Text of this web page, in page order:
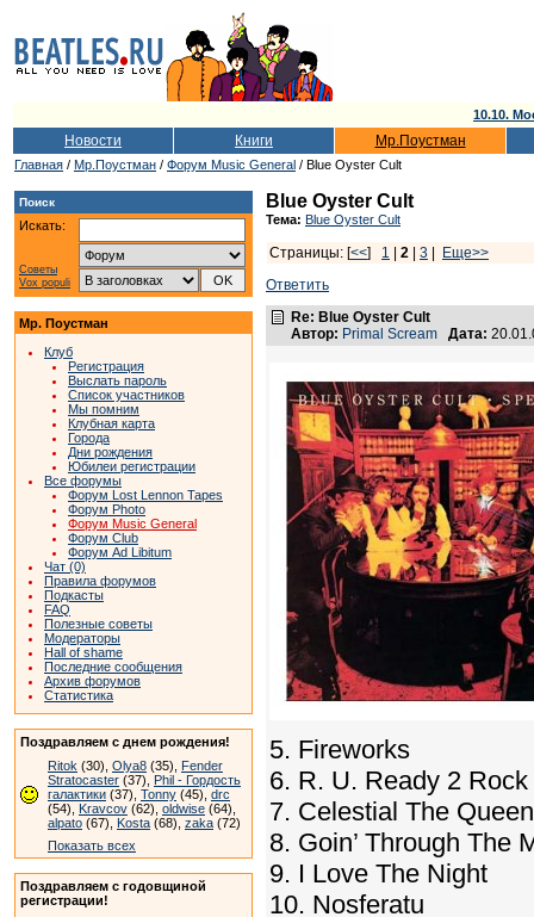
10.10.
Новости Книги Мр.Поустман
Главная / Мр.Поустман / Форум Music General / Blue Oyster Cult
Поиск
Искать:
Советы
Vox populi
Мр. Поустман
Клуб
Регистрация
Выслать пароль
Список участников
Мы помним
Клубная карта
Города
Дни рождения
Юбилеи регистрации
Все форумы
Форум Lost Lennon Tapes
Форум Photo
Форум Music General
Форум Club
Форум Ad Libitum
Чат (0)
Правила форумов
Подкасты
FAQ
Полезные советы
Модераторы
Hall of shame
Последние сообщения
Архив форумов
Статистика
Поздравляем с днем рождения!
Ritok (30), Olya8 (35), Fender
Stratocaster (37), Phil - Гордость
галактики (37), Tonny (45), drc
(54), Kravcov (62), oldwise (64),
alpato (67), Kosta (68), zaka (72)
Показать всех
Поздравляем с годовщиной
регистрации!
Blue Oyster Cult
Тема: Blue Oyster Cult
Страницы: [<<] 1 2 3
Еще>>
Ответить
Re: Blue Oyster Cult
Автор: Primal Scream Дата:
5. Fireworks
6. R. U. Ready 2 Rock
7. Celestial The Queen
8. Goin’ Through The
9. I Love The Night
10. Nosferatu